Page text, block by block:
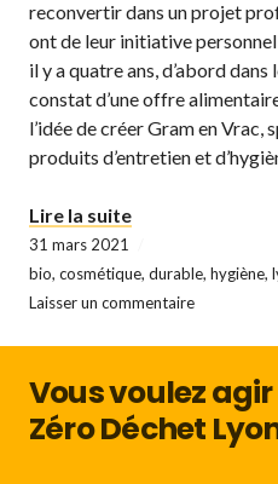
reconvertir dans un projet
ont de leur initiative
il y a quatre ans, d’abord
constat d’une offre
l’idée de créer Gram en Vrac,
produits d’entretien et
Lire la suite« Gram’En
31 mars 2021
bio, cosmétique, durable, hygiène,
Laisser un commentaire
Vous voulez agir
Zéro Déchet